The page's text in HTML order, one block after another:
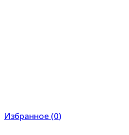
Избранное (0)